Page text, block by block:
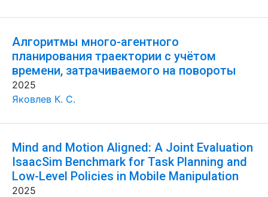
Алгоритмы много-агентного
планирования траектории с учётом
времени, затрачиваемого на повороты
2025
Яковлев К. С.
Mind and Motion Aligned: A Joint Evaluation
IsaacSim Benchmark for Task Planning and
Low-Level Policies in Mobile Manipulation
2025